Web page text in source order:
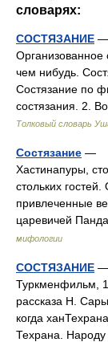
словарях:
СОСТЯЗАНИЕ —
Организованное
чем нибудь.
Состязание по
состязания. 2.
Толковый словарь
Состязание —
Хастинапуры,
стольких
привлеченные
царевичей
мифологии
СОСТЯЗАНИЕ —
Туркменфильм,
рассказа Н.
когда
Техрана.